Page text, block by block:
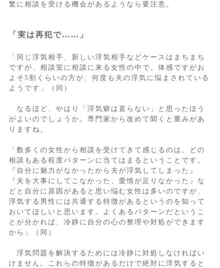
繁に相談を受ける機会があるようなら要注意。
「実は再犯で……」
「同じ浮気相手、新しい浮気相手などケースはまちまち
ですが、相談室に相談に来る女性の中で、体感ですがお
よそ5割くらいの方が、何度も夫の浮気に悩まされている
ようです」（同）
なるほど、やはり「浮気癖は直らない」と思ったほう
がよいのでしょうか。専門家から改めて聞くと重みがあ
りますね。
「数多くの女性から相談を受けてきて感じるのは、どの
相談もある程度パターンに当てはまるということです。
『自分に魅力がなかったから夫が浮気してしまった』
『夫を大事にしてこなかった、愛情が足りなかった』な
どと自分に原因があると思い悩む女性は多いのですが、
浮気する男性には共通する特徴があるというのを知って
おいてほしいと思います。よくあるパターンだというこ
とが分かれば、冷静に自分の心の整理や対処ができます
から」（同）
浮気問題を解決するためには冷静に対処しなければい
けません。これらの特徴があるだけで絶対に浮気すると